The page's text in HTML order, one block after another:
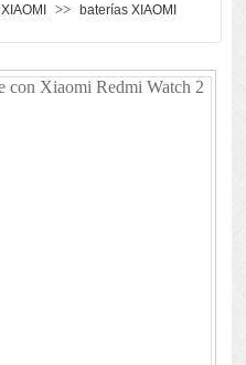
XIAOMI >>
baterías XIAOMI